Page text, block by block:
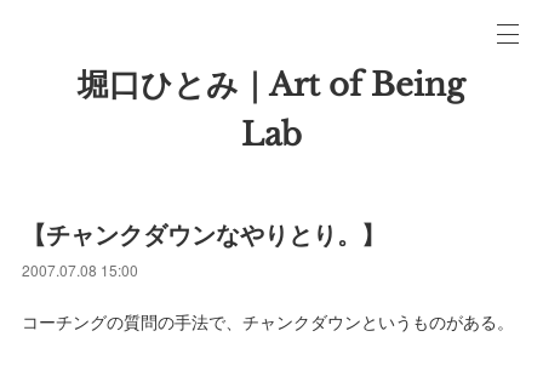
堀口ひとみ｜Art of Being
Lab
【チャンクダウンなやりとり。】
2007.07.08 15:00
コーチングの質問の手法で、チャンクダウンというものがある。